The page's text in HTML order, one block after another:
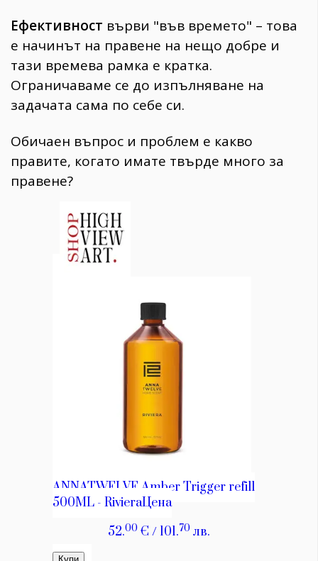
Ефективност върви "във времето" – това
е начинът на правене на нещо добре и
тази времева рамка е кратка.
Ограничаваме се до изпълняване на
задачата сама по себе си.
Обичаен въпрос и проблем е какво
правите, когато имате твърде много за
правене?